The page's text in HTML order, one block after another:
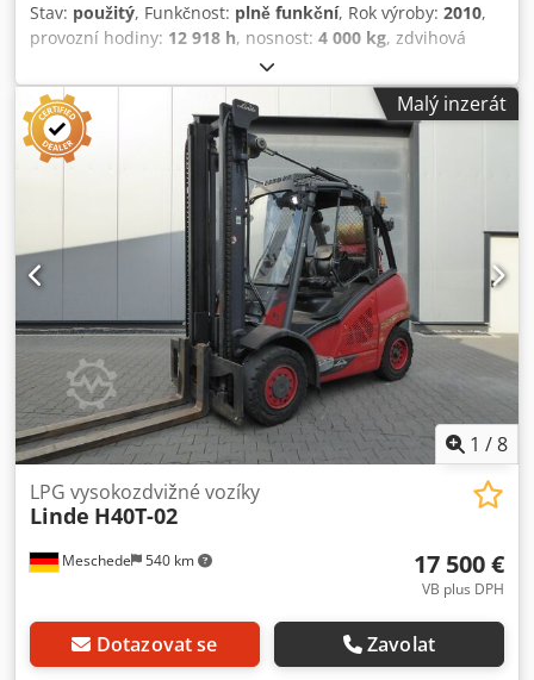
Stav: použitý, Funkčnost: plně funkční, Rok výroby: 2010,
provozní hodiny: 12 918 h, nosnost: 4 000 kg, zdvihová
, volný zdvih:150 mm
typ stožáru:simplex, stavební výška:3 000 mm, typ
pohonu:
, vysokozdvižný vozík na LPG Těžiště
nákladu: 500 Typ stožáru: Standardní Technický stav:
dobrý Typ předních pneumatik: Superelastické Stav
předních pneumatik: 40-60 % Typ zadních pneumatik:
Superelastic Cedpfx Aju D Rcpjpdoha Stav zadních
pneumatik: 40-60 % Popis: Vozidlo je UVV - zkontrolováno.
Stroj je před dodáním servisován a vyčištěn. Na přání je
možné stroj za příplatek nalakovat. Zadní pracovní světla,
přední pracovní světla, polokapotáž, topení,
Malý inzerát
1 /8
Meschede 540 km
LPG vysokozdvižné vozíky
Linde H40T-02
17 500 €
VB plus DPH
Dotazovat se Zavolat